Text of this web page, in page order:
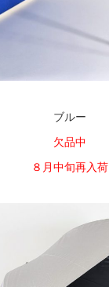
ブルー
欠品中
８月中旬再入荷